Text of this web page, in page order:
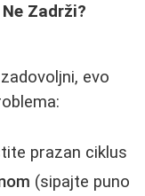
Zadrži?
evo
prazan ciklus
(sipajte puno